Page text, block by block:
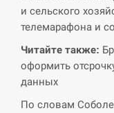
СЕРПЕНЬ
14:23
Поставки
хотя у
СЕРПЕНЬ
и сельского
телемарафона и
Читайте также:
оформить
данных
По словам